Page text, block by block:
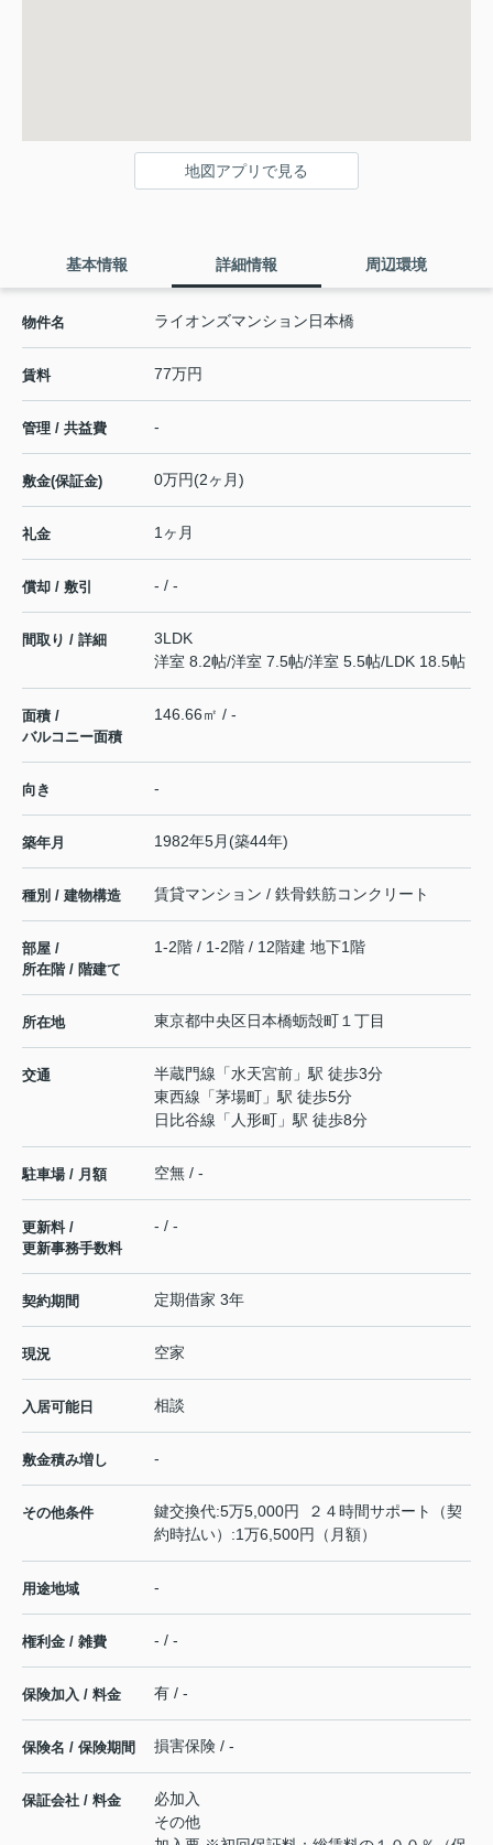
地図アプリで見る
基本情報 詳細情報 周辺環境
物件名 ライオンズマンション日本橋
賃料 77万円
管理 / 共益費 -
敷金(保証金) 0万円(2ヶ月)
礼金 1ヶ月
償却 / 敷引 - / -
間取り / 詳細
3LDK
洋室 8.2帖/洋室 7.5帖/洋室 5.5帖/LDK 18.5帖
面積 /
バルコニー面積
146.66㎡ / -
向き -
築年月 1982年5月(築44年)
種別 / 建物構造 賃貸マンション / 鉄骨鉄筋コンクリート
部屋 /
所在階 / 階建て
1-2階 / 1-2階 / 12階建 地下1階
所在地 東京都中央区日本橋蛎殻町 １丁目
交通 半蔵門線 「水天宮前 」駅 徒歩3分
東西線 「茅場町 」駅 徒歩5分
日比谷線 「 人形町 」駅 徒歩8分
駐車場 / 月額 空無 / -
更新料 /
更新事務手数料
- / -
契約期間 定期借家 3年
現況 空家
入居可能日 相談
敷金積み増し -
その他条件
鍵交換代:5万5,000円 ２４時間サポート（契
約時払い）:1万6,500円（月額）
用途地域 -
権利金 / 雑費 - / -
保険加入 / 料金 有 / -
保険名 / 保険期間 損害保険 / -
保証会社 / 料金
必加入
その他